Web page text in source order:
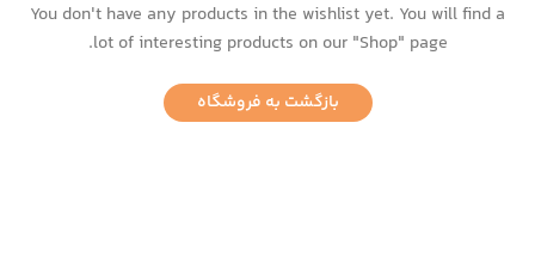
You don't have any products in the wishlist yet. You will find a
lot of interesting products on our "Shop" page.
بازگشت به فروشگاه